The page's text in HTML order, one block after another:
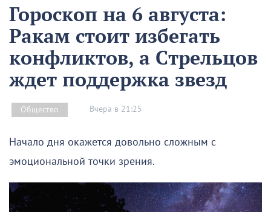
Гороскоп на 6 августа:
Ракам стоит избегать
конфликтов, а Стрельцов
ждет поддержка звезд
Общество Вчера в 21:25
Начало дня окажется довольно сложным с
эмоциональной точки зрения.